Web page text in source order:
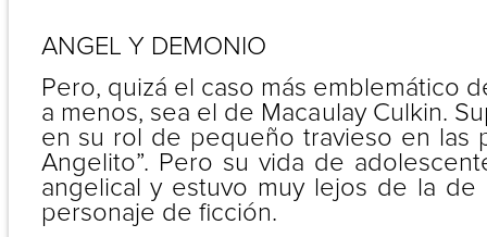
ANGEL Y DEMONIO
Pero, quizá el caso más emblemático
a menos, sea el de Macaulay Culkin.
en su rol de pequeño travieso en las
Angelito”. Pero su vida de
angelical y estuvo muy lejos de la de
personaje de ficción.